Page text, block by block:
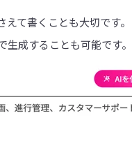
て書くことも大切です。
成することも可能です